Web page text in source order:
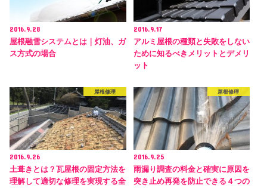
2016.9.28
屋根融雪システムとは｜灯油、ガ
ス方式の場合
2016.9.17
アルミ屋根の種類と失敗をしない
ために知るべきメリットとデメリ
ット
屋根修理
2016.9.26
土葺きとは？瓦屋根の固定方法を
理解して適切な修理を実現する全
屋根修理
2016.9.25
雨漏り調査の料金と確実に原因を
突き止め再発を防止できる４つの